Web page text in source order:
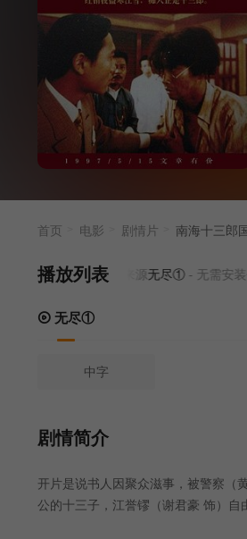
首页 电影 剧情片 南海十三郎
播放列表
当前资源来源 无尽① - 无需安装任何插件
无尽①
中字
剧情简介
开片是说书人因聚众滋事，被警察
公的十三子，江誉镠（谢君豪 饰）
逢，无 份结亲。后来，他跟随她来